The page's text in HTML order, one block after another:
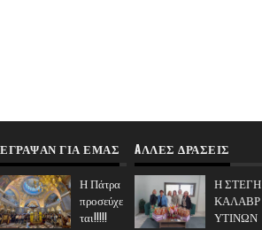
ΈΓΡΑΨΑΝ ΓΙΑ ΕΜΆΣ
Η Πάτρα
προσεύχε
ται!!!!!
AΛΛΕΣ ΔΡΑΣΕΙΣ
Η ΣΤΕΓΗ
ΚΑΛΑΒΡ
ΥΤΙΝΩΝ